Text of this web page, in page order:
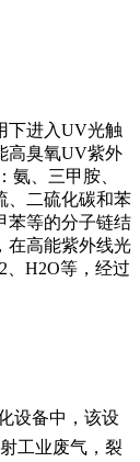
下进入UV光触
高臭氧UV紫外
氨、三甲胺、
、二硫化碳和苯
苯等的分子链结
在高能紫外线光
、H2O等，经过
设备中，该设
工业废气，裂